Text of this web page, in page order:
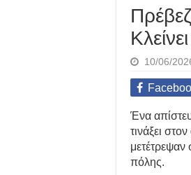
10/06/
Ένα
τινάξει
μετέτρεψαν
πόλης.